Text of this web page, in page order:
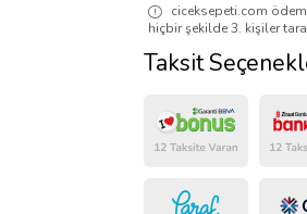
ciceksepeti.com
hiçbir şekilde 3. kişiler
Taksit